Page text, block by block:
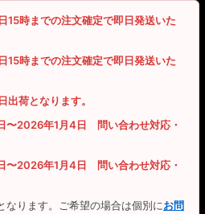
15時までの注文確定で即日発送いた
15時までの注文確定で即日発送いた
荷となります。
〜2026年1月4日 問い合わせ対応・
〜2026年1月4日 問い合わせ対応・
なります。ご希望の場合は個別にお問